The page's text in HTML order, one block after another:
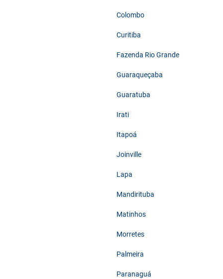
Colombo
Curitiba
Fazenda Rio Grande
Guaraqueçaba
Guaratuba
Irati
Itapoá
Joinville
Lapa
Mandirituba
Matinhos
Morretes
Palmeira
Paranaguá